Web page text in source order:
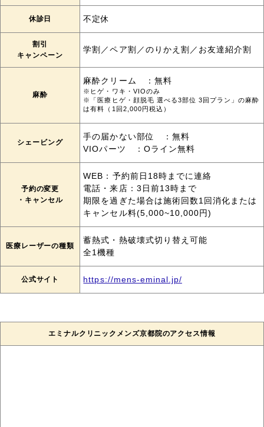
休診日 不定休
割引
キャンペーン
学割／ペア割／のりかえ割／お友達紹介割
麻酔
麻酔クリーム ：無料
※ヒゲ・ワキ・VIOのみ
※「医療ヒゲ・顔脱毛 選べる3部位 3回プラン」の麻酔
は有料（1回2,000円税込）
シェービング
手の届かない部位 ：無料
VIOパーツ ：Oライン無料
予約の変更
・キャンセル
WEB：予約前日18時までに連絡
電話・来店：3日前13時まで
期限を過ぎた場合は施術回数1回消化または
キャンセル料(5,000~10,000円)
医療レーザーの種類
蓄熱式・熱破壊式切り替え可能
全1機種
公式サイト https://mens-eminal.jp/
エミナルクリニックメンズ京都院のアクセス情報